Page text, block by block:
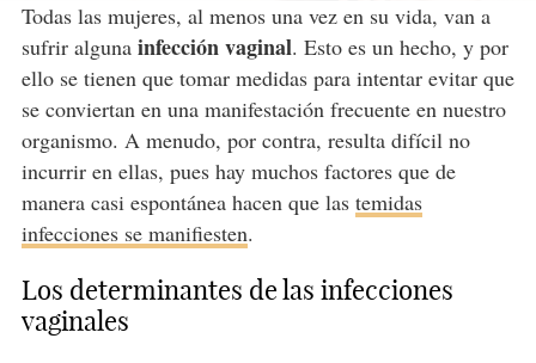
Todas las mujeres, al menos una vez en su vida, van a
sufrir alguna infección vaginal. Esto es un hecho, y por
ello se tienen que tomar medidas para intentar evitar que
se conviertan en una manifestación frecuente en nuestro
organismo. A menudo, por contra, resulta difícil no
incurrir en ellas, pues hay muchos factores que de
manera casi espontánea hacen que las temidas
infecciones se manifiesten.
Los determinantes de las infecciones
vaginales